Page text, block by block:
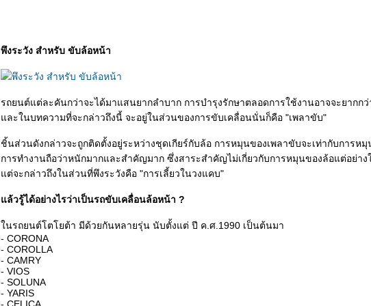
พึงระวัง สำหรับ ขับล้อหน้า
รถยนต์แต่ละคันกว่าจะได้มาแสนยากลำบาก การบำรุงรักษาตลอดการใช้งานอาจจะยากกว่
ละในบทความที่จะกล่าวถึงนี้ จะอยู่ในส่วนของการขับเคลื่อนนั่นก็คือ "เพลาขับ"
ชิ้นส่วนดังกล่าวจะถูกติดตั้งอยู่ระหว่างชุดเกียร์กับล้อ การหมุนของเพลาขับจะเท่ากับการห
การทำงานถือว่าหนักมากและสำคัญมาก ซึ่งสาระสำคัญไม่เกี่ยวกับการหมุนของล้อแต่อย่าง
ต่จะกล่าวถึงในส่วนที่พึงระวังคือ "การเลี้ยวในวงแคบ"
ล้วรู้ได้อย่างไรว่าเป็นรถขับเคลื่อนล้อหน้า ?
นรถยนต์โตโยต้า มีด้วยกันหลายรุ่น นับตั้งแต่ ปี ค.ศ.1990 เป็นต้นมา
- CORONA
- COROLLA
- CAMRY
- VIOS
- SOLUNA
- YARIS